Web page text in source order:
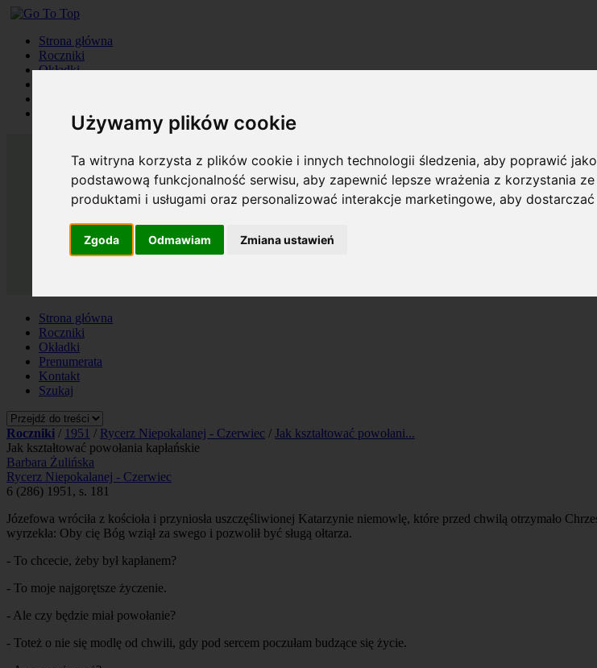
Używamy plików cookie
Ta witryna korzysta z plików cookie i innych technologii śledzenia, aby poprawić
podstawową funkcjonalność serwisu,aby zapewnić lepsze wrażenia z korzystania
produktami i usługami oraz personalizować interakcje marketingowe,aby
Zgoda Odmawiam Zmiana ustawień
Strona główna
Roczniki
Okładki
Szukaj
Strona główna
Roczniki
Okładki
Prenumerata
Kontakt
Szukaj
Roczniki / 1951 / Rycerz Niepokalanej - Czerwiec / Jak kształtować powołani...
Jak kształtować powołania kapłańskie
Barbara Żulińska
Rycerz Niepokalanej - Czerwiec
6 (286) 1951, s. 181
Józefowa wróciła z kościoła i przyniosła uszczęśliwionej Katarzynie niemowlę, które przed chwilą otrzymało
wyrzekła: Oby cię Bóg wziął za swego i pozwolił być sługą ołtarza.
- To chcecie, żeby był kapłanem?
- To moje najgorętsze życzenie.
- Ale czy będzie miał powołanie?
- Toteż o nie się modlę od chwili, gdy pod sercem poczułam budzące się życie.